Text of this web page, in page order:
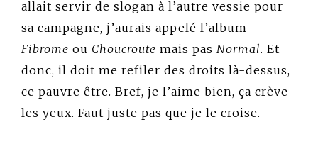
allait servir de slogan à l’autre vessie pour
sa campagne, j’aurais appelé l’album
Fibrome ou Choucroute mais pas Normal. Et
donc, il doit me refiler des droits là-dessus,
ce pauvre être. Bref, je l’aime bien, ça crève
les yeux. Faut juste pas que je le croise.